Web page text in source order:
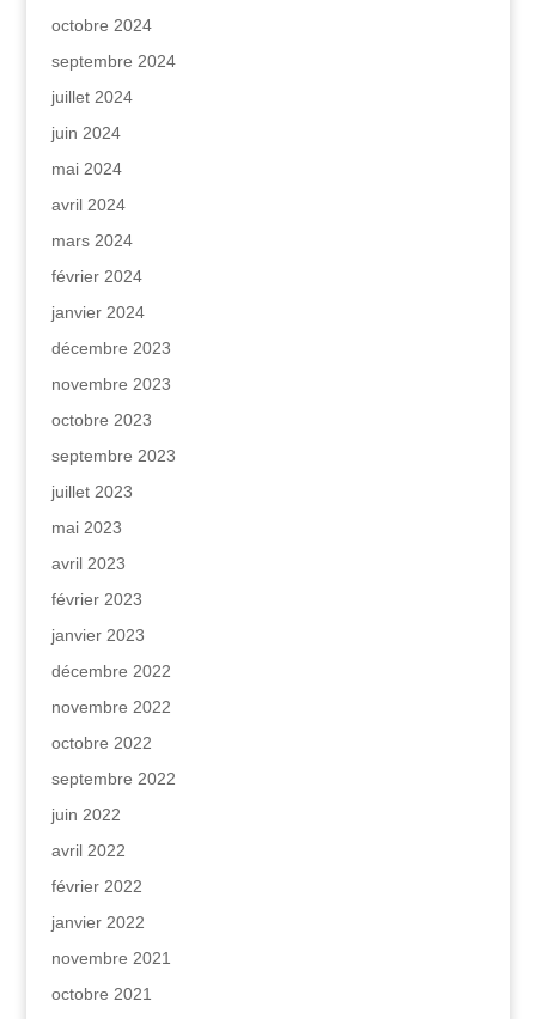
octobre 2024
septembre 2024
juillet 2024
juin 2024
mai 2024
avril 2024
mars 2024
février 2024
janvier 2024
décembre 2023
novembre 2023
octobre 2023
septembre 2023
juillet 2023
mai 2023
avril 2023
février 2023
janvier 2023
décembre 2022
novembre 2022
octobre 2022
septembre 2022
juin 2022
avril 2022
février 2022
janvier 2022
novembre 2021
octobre 2021